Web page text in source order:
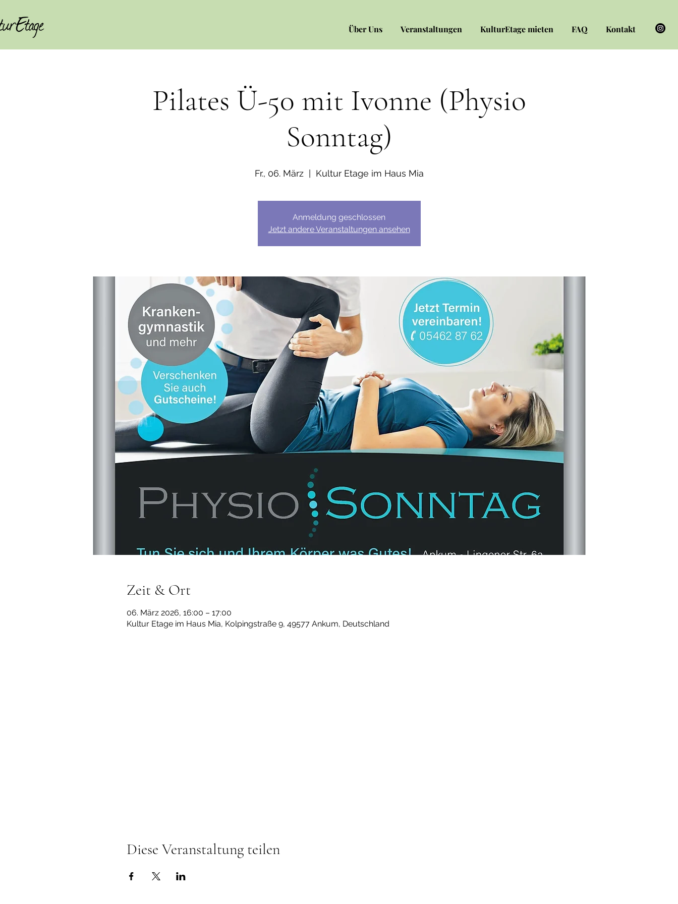
Über Uns Veranstaltungen KulturEtage mieten FAQ Kontakt
Pilates Ü-50 mit Ivonne (Physio
Sonntag)
Fr., 06. März
  |
Kultur Etage im Haus Mia
Anmeldung geschlossen
Jetzt andere Veranstaltungen ansehen
Zeit & Ort
06. März 2026, 16:00 – 17:00
Kultur Etage im Haus Mia, Kolpingstraße 9, 49577 Ankum, Deutschland
Diese Veranstaltung teilen